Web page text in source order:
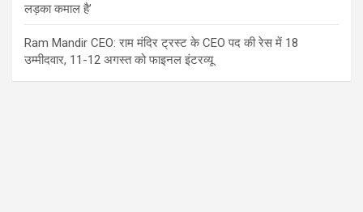
लड़का कमाल है’
Ram Mandir CEO: राम मंदिर ट्रस्ट के CEO पद की रेस में 18
उम्मीदवार, 11-12 अगस्त को फाइनल इंटरव्यू